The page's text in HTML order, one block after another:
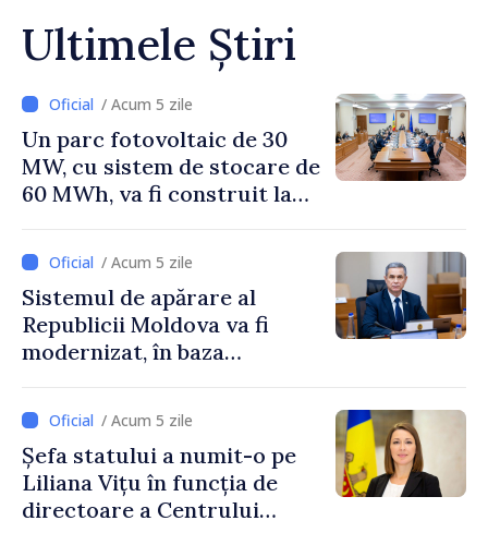
Ultimele Știri
/ Acum 5 zile
Un parc fotovoltaic de 30
MW, cu sistem de stocare de
60 MWh, va fi construit la
/ Acum 5 zile
Sistemul de apărare al
Republicii Moldova va fi
modernizat, în baza
implementare a Strategiei
Naționale de Apărare
/ Acum 5 zile
Șefa statului a numit-o pe
Liliana Vițu în funcția de
directoare a Centrului